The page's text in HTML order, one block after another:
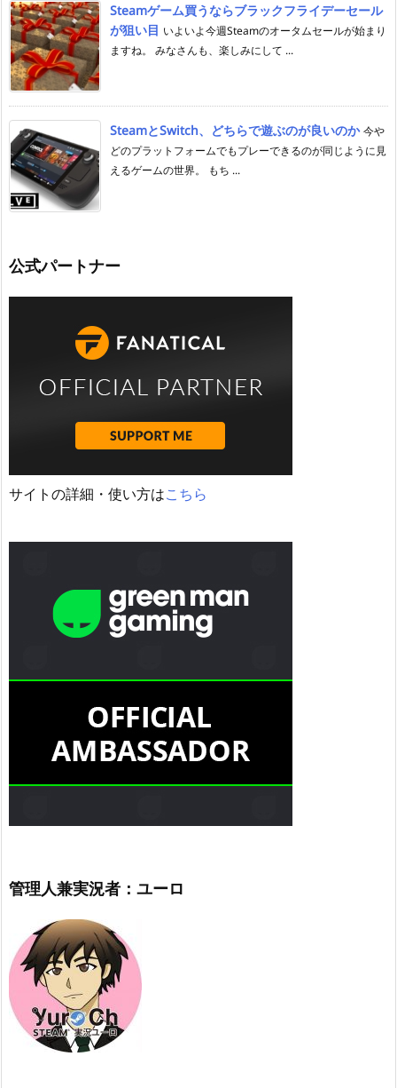
Steamゲーム買うならブラックフライデーセール
が狙い目 いよいよ今週Steamのオータムセールが始まり
ますね。 みなさんも、楽しみにして ...
SteamとSwitch、どちらで遊ぶのが良いのか 今や
どのプラットフォームでもプレーできるのが同じように見
えるゲームの世界。 もち ...
公式パートナー
サイトの詳細・使い方はこちら
管理人兼実況者：ユーロ